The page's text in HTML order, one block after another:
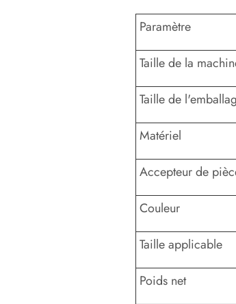
Paramètre
Taille de la
Taille de
Matériel
Accepteur de
Couleur
Taille applicable
Poids net